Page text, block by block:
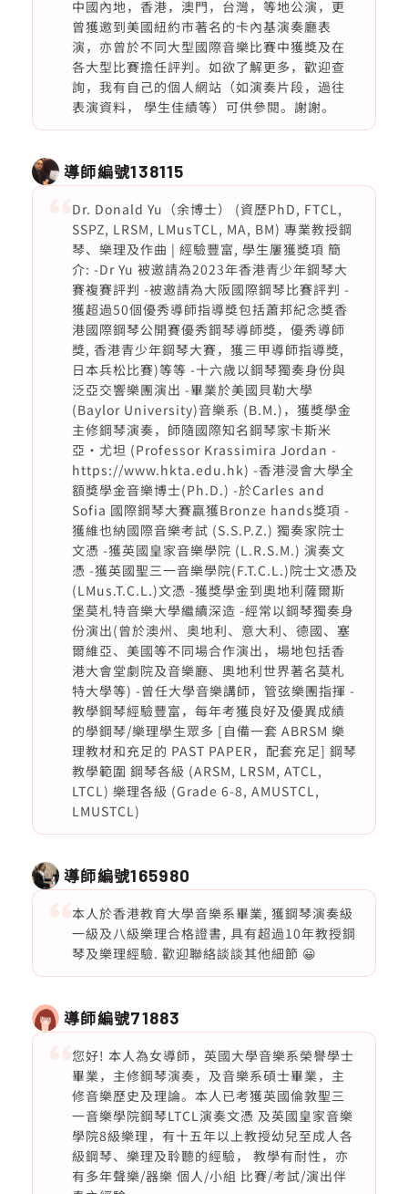
中國內地，香港，澳門，台灣，等地公演，更
曾獲邀到美國紐約市著名的卡內基演奏廳表
演，亦曾於不同大型國際音樂比賽中獲獎及在
各大型比賽擔任評判。如欲了解更多，歡迎查
詢，我有自己的個人網站（如演奏片段，過往
表演資料， 學生佳績等）可供參閱。謝謝。
導師編號138115
Dr. Donald Yu（余博士） (資歷PhD, FTCL,
SSPZ, LRSM, LMusTCL, MA, BM) 專業教授鋼
琴、樂理及作曲 | 經驗豐富, 學生屢獲獎項 簡
介:​ -Dr Yu 被邀請為2023年香港青少年鋼琴大
賽複賽評判 -被邀請為大阪國際鋼琴比賽評判 -
獲超過50個優秀導師指導獎包括蕭邦紀念獎香
港國際鋼琴公開賽優秀鋼琴導師獎，優秀導師
獎, 香港青少年鋼琴大賽，獲三甲導師指導獎,
日本兵松比賽)等等 -十六歲以鋼琴獨奏身份與
泛亞交響樂團演出 -畢業於美國貝勒大學
(Baylor University)音樂系 (B.M.)，獲獎學金
主修鋼琴演奏，師隨國際知名鋼琴家卡斯米
亞‧尤坦 (Professor Krassimira Jordan -
https://www.hkta.edu.hk) -香港浸會大學全
額獎學金音樂博士(Ph.D.) -於Carles and
Sofia 國際鋼琴大賽贏獲Bronze hands獎項 -
獲維也納國際音樂考試 (S.S.P.Z.) 獨奏家院士
文憑 -獲英國皇家音樂學院 (L.R.S.M.) 演奏文
憑 -獲英國聖三一音樂學院(F.T.C.L.)院士文憑及
(LMus.T.C.L.)文憑 -獲獎學金到奧地利薩爾斯
堡莫札特音樂大學繼續深造 -經常以鋼琴獨奏身
份演出(曾於澳州、奥地利、意大利、德國、塞
爾維亞、美國等不同場合作演出，場地包括香
港大會堂劇院及音樂廳、奧地利世界著名莫札
特大學等) -曾任大學音樂講師，管弦樂團指揮 -
教學鋼琴經驗豐富，每年考獲良好及優異成績
的學鋼琴/樂理學生眾多 [自備一套 ABRSM 樂
理教材和充足的 PAST PAPER，配套充足] 鋼琴
教學範圍 鋼琴各級 (ARSM, LRSM, ATCL,
LTCL) 樂理各級 (Grade 6-8, AMUSTCL,
LMUSTCL)
導師編號165980
本人於香港教育大學音樂系畢業, 獲鋼琴演奏級
一級及八級樂理合格證書, 具有超過10年教授鋼
琴及樂理經驗. 歡迎聯絡談談其他細節 😀
導師編號71883
您好! 本人為女導師，英國大學音樂系榮譽學士
畢業，主修鋼琴演奏，及音樂系碩士畢業，主
修音樂歷史及理論。本人已考獲英國倫敦聖三
一音樂學院鋼琴LTCL演奏文憑 及英國皇家音樂
學院8級樂理，有十五年以上教授幼兒至成人各
級鋼琴、樂理及聆聽的經驗， 教學有耐性，亦
有多年聲樂/器樂 個人/小組 比賽/考試/演出伴